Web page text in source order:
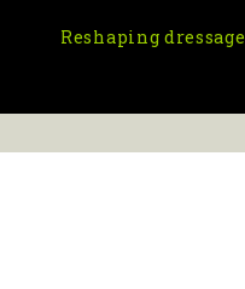
Reshaping dressage